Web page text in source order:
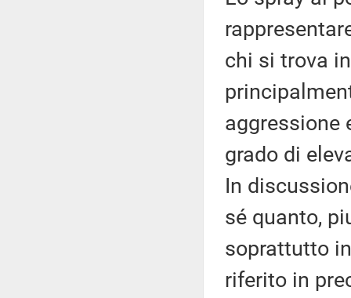
chi si trova
aggressione
grado di
In
sé quanto,
soprattutto
riferito in